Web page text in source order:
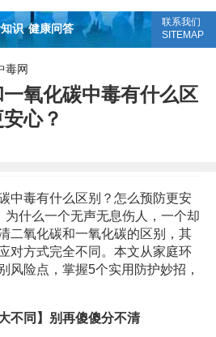
识 健康问答
联系我们
SITEMAP
毒网
氧化碳中毒有什么区
心？
中毒有什么区别？怎么预防更安
为什么一个无声无息伤人，一个却
二氧化碳和一氧化碳的区别，其
对方式完全不同。本文从家庭环
风险点，掌握5个实用防护妙招，
不同】别再傻傻分不清